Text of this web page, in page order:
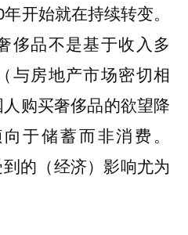
开始就在持续转变。
侈品不是基于收入多
与房地产市场密切相
购买奢侈品的欲望降
于储蓄而非消费。
的（经济）影响尤为